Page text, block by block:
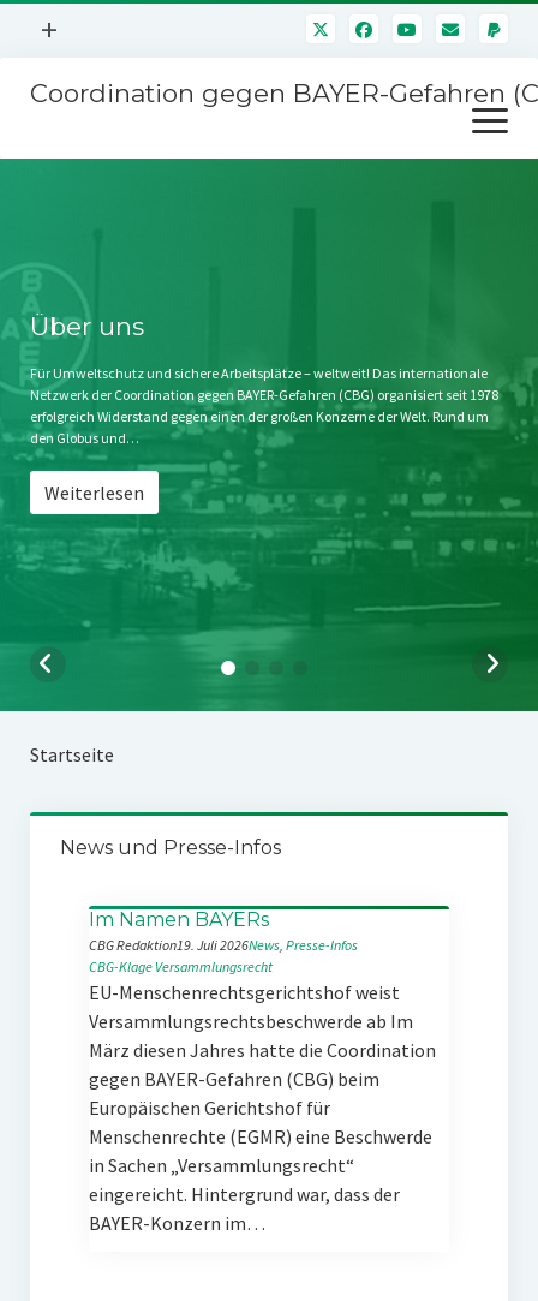
Menü
+
Mitmachen
Kontakt
Impressum
Störfälle
Coordination gegen BAYER-Gefahren
Menü
öffnen
Stichwort BAYER
Jahrestagung
SPENDEN
Über uns
Für Umweltschutz und sichere Arbeitsplätze – weltweit! Das internationale
Netzwerk der Coordination gegen BAYER-Gefahren (CBG) organisiert seit 1978
erfolgreich Widerstand gegen einen der großen Konzerne der Welt. Rund um
den Globus und…
Weiterlesen
Startseite
News und Presse-Infos
Im Namen BAYERs
CBG Redaktion19. Juli 2026News, Presse-Infos
CBG-Klage Versammlungsrecht
EU-Menschenrechtsgerichtshof weist
Versammlungsrechtsbeschwerde ab Im
März diesen Jahres hatte die Coordination
gegen BAYER-Gefahren (CBG) beim
Europäischen Gerichtshof für
Menschenrechte (EGMR) eine Beschwerde
in Sachen „Versammlungsrecht“
eingereicht. Hintergrund war, dass der
BAYER-Konzern im…